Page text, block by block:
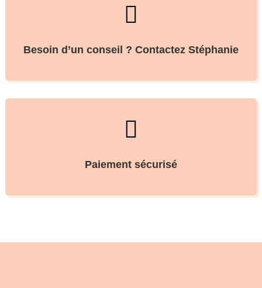

Besoin d’un conseil ? Contactez Stéphanie

Paiement sécurisé